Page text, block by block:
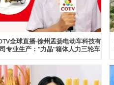
全球直播-徐州孟扬电动车科技有
专业生产：“力晶”箱体人力三轮车
产品；设计创新、款式多样，欢
新老客户前来洽谈采购！欢迎大
！